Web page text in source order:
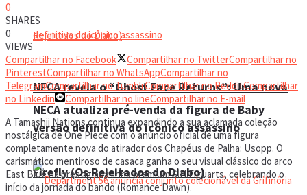
NECA atualiza pré-venda da figura de Baby
Firefly (Os Rejeitados do Diabo)
NECA revela o “Ghost Face Returns”: Uma nova
versão definitiva do icônico assassino
0
SHARES
0
VIEWS
Compartilhar no Facebook
Compartilhar no TwitterCompartilhar no
PinterestCompartilhar no WhatsAppCompartilhar no
TelegramCompartilhar no TumblrCompartilhar no RedditCompartilhar
no Linkedin
Compartilhar no lineCompartilhar no E-mail
A Tamashii Nations continua expandindo a sua aclamada coleção
nostálgica de One Piece com o anúncio oficial de uma figura
completamente nova do atirador dos Chapéus de Palha: Usopp. O
carismático mentiroso de casaca ganha o seu visual clássico do arco
East Blue na prestigiada linha premium S.H.Figuarts, celebrando o
início da jornada do bando (Romance Dawn).